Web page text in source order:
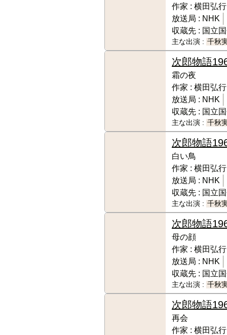
作家 : 横田弘行
放送局 : NHK
収蔵先 : 国立
主な出演 : 千秋
次郎物語
霜の夜
作家 : 横田弘行
放送局 : NHK
収蔵先 : 国立
主な出演 : 千秋
次郎物語
白い鳥
作家 : 横田弘行
放送局 : NHK
収蔵先 : 国立
主な出演 : 千秋
次郎物語
母の顔
作家 : 横田弘行
放送局 : NHK
収蔵先 : 国立
主な出演 : 千秋
次郎物語
再会
作家 : 横田弘行